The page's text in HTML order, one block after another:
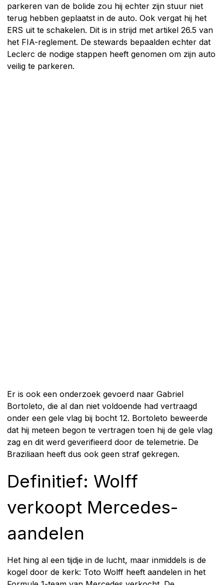
parkeren van de bolide zou hij echter zijn stuur niet
terug hebben geplaatst in de auto. Ook vergat hij het
ERS uit te schakelen. Dit is in strijd met artikel 26.5 van
het FIA-reglement. De stewards bepaalden echter dat
Leclerc de nodige stappen heeft genomen om zijn auto
veilig te parkeren.
Er is ook een onderzoek gevoerd naar Gabriel
Bortoleto, die al dan niet voldoende had vertraagd
onder een gele vlag bij bocht 12. Bortoleto beweerde
dat hij meteen begon te vertragen toen hij de gele vlag
zag en dit werd geverifieerd door de telemetrie. De
Braziliaan heeft dus ook geen straf gekregen.
Definitief: Wolff
verkoopt Mercedes-
aandelen
Het hing al een tijdje in de lucht, maar inmiddels is de
kogel door de kerk: Toto Wolff heeft aandelen in het